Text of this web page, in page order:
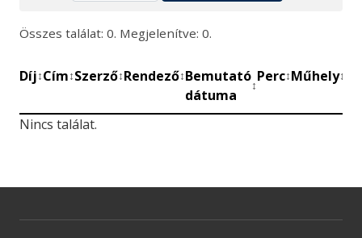
Összes találat: 0. Megjelenítve: 0.
Díj↕Cím↕Szerző↕Rendező↕Bemutató
dátuma
↕
Perc↕Műhely↕
Nincs találat.